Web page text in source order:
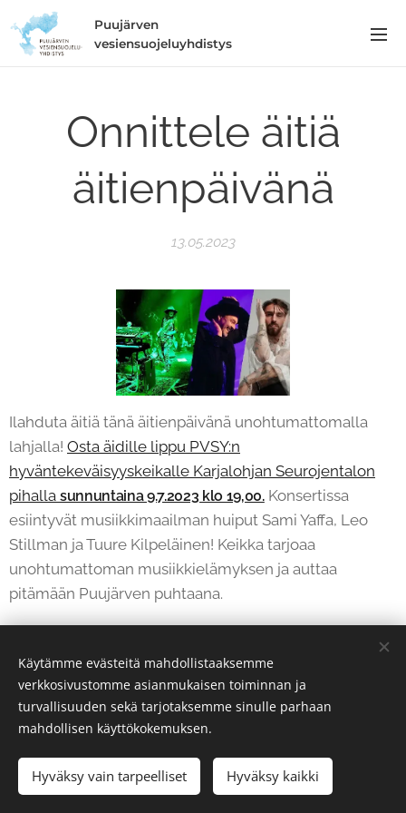
Puujärven
vesiensuojeluyhdistys
Onnittele äitiä
äitienpäivänä
13.05.2023
Ilahduta äitiä tänä äitienpäivänä unohtumattomalla
lahjalla! Osta äidille lippu PVSY:n
hyväntekeväisyyskeikalle Karjalohjan Seurojentalon
pihalla sunnuntaina 9.7.2023 klo 19,00.Konsertissa
esiintyvät musiikkimaailman huiput Sami Yaffa, Leo
Stillman ja Tuure Kilpeläinen! Keikka tarjoaa
unohtumattoman musiikkielämyksen ja auttaa
pitämään Puujärven puhtaana.
Share
Evästeet
Käytämme evästeitä mahdollistaaksemme
verkkosivustomme asianmukaisen toiminnan ja
turvallisuuden sekä tarjotaksemme sinulle parhaan
mahdollisen käyttökokemuksen.
Hyväksy vain tarpeelliset Hyväksy kaikki